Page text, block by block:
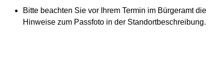
Bitte beachten Sie vor Ihrem Termin im Bürgeramt die
Hinweise zum Passfoto in der Standortbeschreibung.